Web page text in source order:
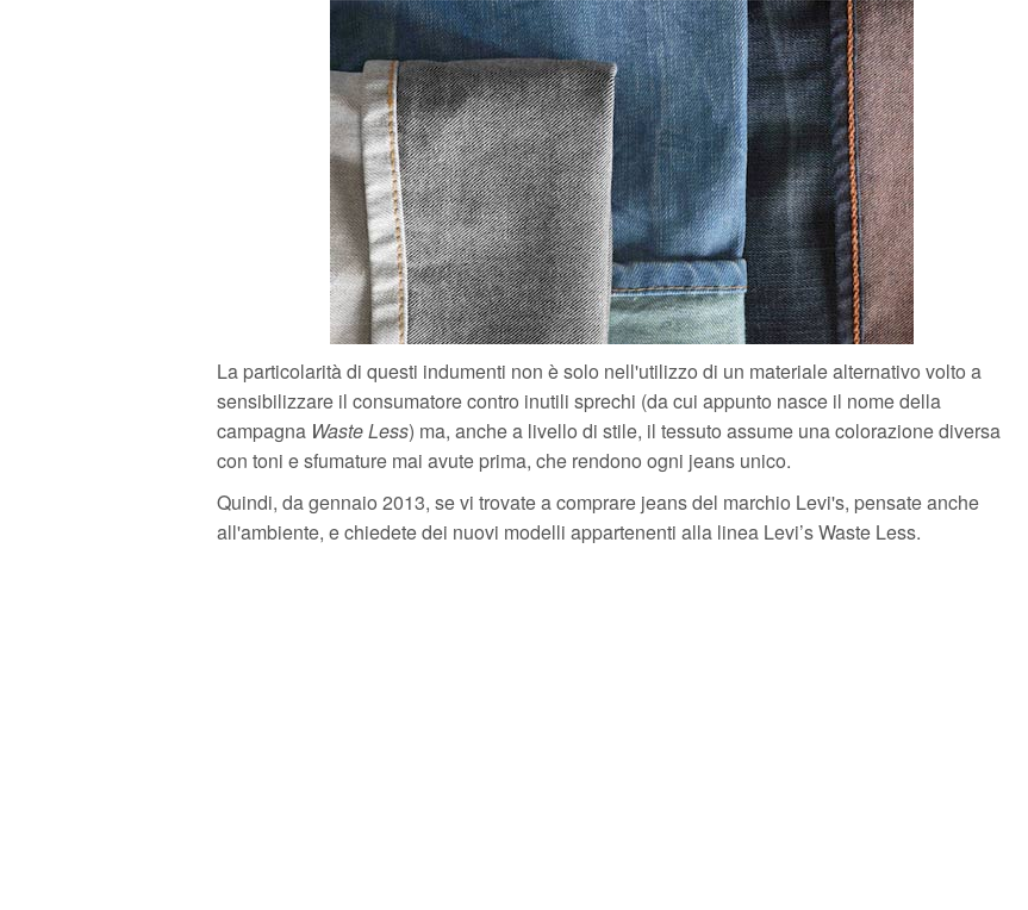
La particolarità di questi indumenti non è solo nell'utilizzo di un materiale alternativo volto a
sensibilizzare il consumatore contro inutili sprechi (da cui appunto nasce il nome della
campagna Waste Less) ma, anche a livello di stile, il tessuto assume una colorazione diversa
con toni e sfumature mai avute prima, che rendono ogni jeans unico.
Quindi, da gennaio 2013, se vi trovate a comprare jeans del marchio Levi's, pensate anche
all'ambiente, e chiedete dei nuovi modelli appartenenti alla linea Levi’s Waste Less.